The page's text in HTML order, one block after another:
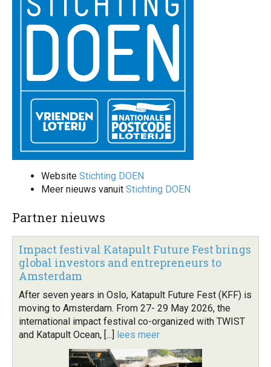
Website Stichting DOEN
Meer nieuws vanuit Stichting DOEN
Partner nieuws
Impact festival Katapult Future Fest brings
global investors and entrepreneurs to
Amsterdam
After seven years in Oslo, Katapult Future Fest (KFF) is
moving to Amsterdam. From 27- 29 May 2026, the
international impact festival co-organized with TWIST
and Katapult Ocean, [...] lees meer